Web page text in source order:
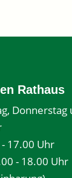
Rathaus
Donnerstag
17.00 Uhr
- 18.00 Uhr